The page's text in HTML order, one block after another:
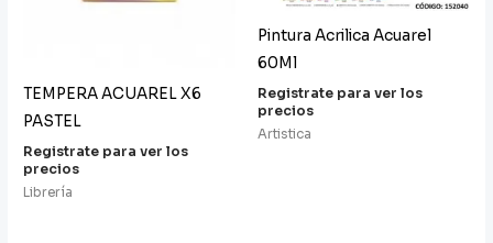
TEMPERA ACUAREL X6
PASTEL
Registrate para ver los
precios
Librería
Pintura Acrilica Acuarel
60Ml
Registrate para ver los
precios
Artistica